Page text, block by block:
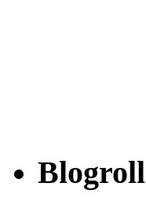
Blogroll